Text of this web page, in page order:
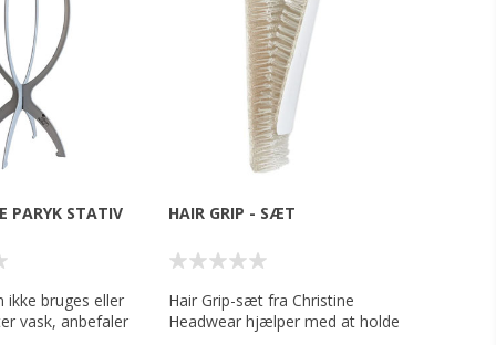
PARYK STATIV
ikke bruges eller
vask, anbefaler
HAIR GRIP - SÆT
Hair Grip-sæt fra Christine
Headwear hjælper med at holde